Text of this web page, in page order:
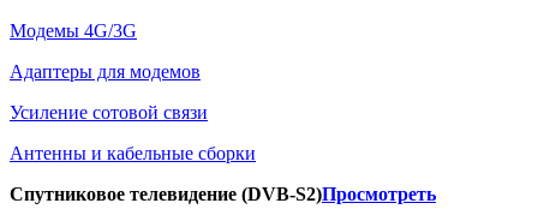
Модемы 4G/3G
Адаптеры для модемов
Усиление сотовой связи
Антенны и кабельные сборки
Спутниковое телевидение (DVB-S2)Просмотреть